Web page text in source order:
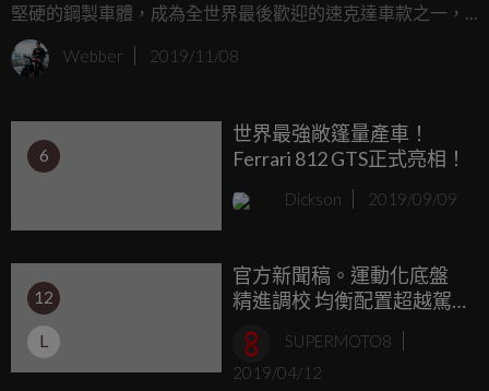
堅硬的鋼製車體，成為全世界最後歡迎的速克達車款之一，
使Vespa家族車款不只能優雅地穿梭於城市之中，更能長途旅
行於郊外，體驗冒險的滋味。Vespa GTS車系誕生於2003年
年推出GTS 300汽缸數的較大引擎版本。
Webber 2019/11/08
6
世界最強敞篷量產車！
Ferrari 812 GTS正式亮相！
Dickson 2019/09/09
12
L
官方新聞稿。運動化底盤
精進調校 均衡配置超越駕
馭極限，Porsche
Panamera GTS
SUPERMOTO8
2019/04/12